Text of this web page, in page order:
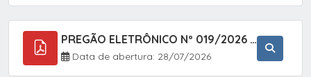
PREGÃO ELETRÔNICO Nº 019/2026 - CONTRATAÇÃO DE EMPRESA ESPECIALIZADA PARA A PRESTAÇÃO DE SERVIÇOS VETERINÁRIOS CLÍNICOS E CIRÚRGICOS, COM FOCO EM AÇÕES DE SAÚDE PÚBLICA, BEM-ESTAR ANIMAL E CONTROLE POPULACIONAL ÉTICO DE CÃES E GATOS, EM ATENDIMENTO À
Data de abertura: 28/07/2026